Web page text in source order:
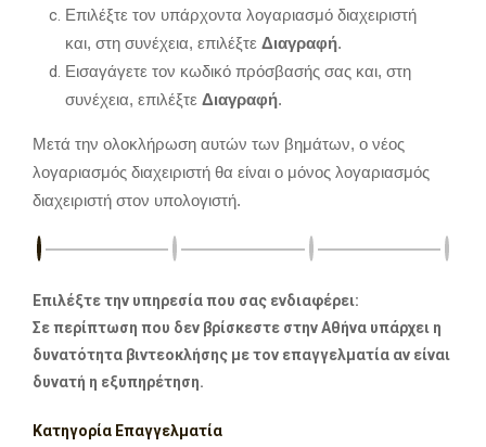
Επιλέξτε τον υπάρχοντα λογαριασμό διαχειριστή
και, στη συνέχεια, επιλέξτε Διαγραφή.
Εισαγάγετε τον κωδικό πρόσβασής σας και, στη
συνέχεια, επιλέξτε Διαγραφή.
Μετά την ολοκλήρωση αυτών των βημάτων, ο νέος
λογαριασμός διαχειριστή θα είναι ο μόνος λογαριασμός
διαχειριστή στον υπολογιστή.
Επιλέξτε την υπηρεσία που σας ενδιαφέρει:
Σε περίπτωση που δεν βρίσκεστε στην Αθήνα υπάρχει η
δυνατότητα βιντεοκλήσης με τον επαγγελματία αν είναι
δυνατή η εξυπηρέτηση.
Κατηγορία Επαγγελματία